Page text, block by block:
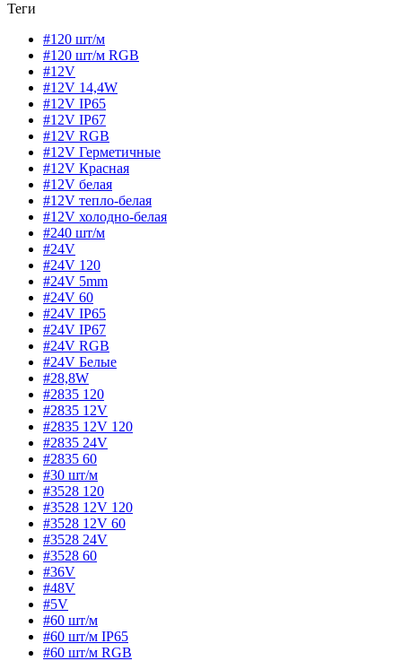
Теги
#120 шт/м
#120 шт/м RGB
#12V
#12V 14,4W
#12V IP65
#12V IP67
#12V RGB
#12V Герметичные
#12V Красная
#12V белая
#12V тепло-белая
#12V холодно-белая
#240 шт/м
#24V
#24V 120
#24V 5mm
#24V 60
#24V IP65
#24V IP67
#24V RGB
#24V Белые
#28,8W
#2835 120
#2835 12V
#2835 12V 120
#2835 24V
#2835 60
#30 шт/м
#3528 120
#3528 12V 120
#3528 12V 60
#3528 24V
#3528 60
#36V
#48V
#5V
#60 шт/м
#60 шт/м IP65
#60 шт/м RGB